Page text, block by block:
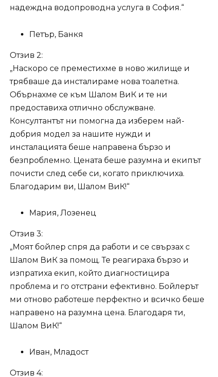
надеждна водопроводна услуга в София.“
Петър, Банкя
Отзив 2:
„Наскоро се преместихме в ново жилище и
трябваше да инсталираме нова тоалетна.
Обърнахме се към Шалом ВиК и те ни
предоставиха отлично обслужване.
Консултантът ни помогна да изберем най-
добрия модел за нашите нужди и
инсталацията беше направена бързо и
безпроблемно. Цената беше разумна и екипът
почисти след себе си, когато приключиха.
Благодарим ви, Шалом ВиК!“
Мария, Лозенец
Отзив 3:
„Моят бойлер спря да работи и се свързах с
Шалом ВиК за помощ. Те реагираха бързо и
изпратиха екип, който диагностицира
проблема и го отстрани ефективно. Бойлерът
ми отново работеше перфектно и всичко беше
направено на разумна цена. Благодаря ти,
Шалом ВиК!“
Иван, Младост
Отзив 4: